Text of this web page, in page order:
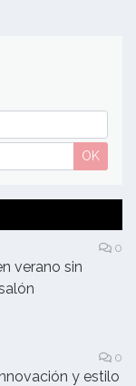
OK
0
verano sin
0
y estilo